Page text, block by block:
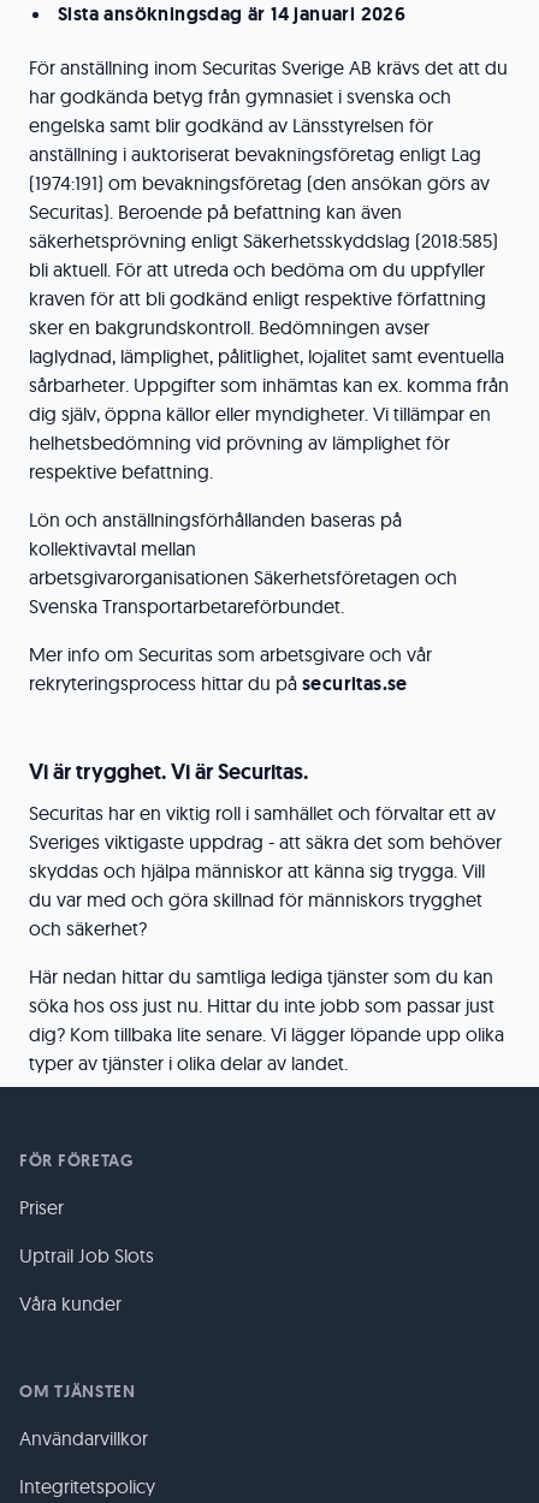
Sista ansökningsdag är 14 januari 2026
För anställning inom Securitas Sverige AB krävs det att du
har godkända betyg från gymnasiet i svenska och
engelska samt blir godkänd av Länsstyrelsen för
anställning i auktoriserat bevakningsföretag enligt Lag
(1974:191) om bevakningsföretag (den ansökan görs av
Securitas). Beroende på befattning kan även
säkerhetsprövning enligt Säkerhetsskyddslag (2018:585)
bli aktuell. För att utreda och bedöma om du uppfyller
kraven för att bli godkänd enligt respektive författning
sker en bakgrundskontroll. Bedömningen avser
laglydnad, lämplighet, pålitlighet, lojalitet samt eventuella
sårbarheter. Uppgifter som inhämtas kan ex. komma från
dig själv, öppna källor eller myndigheter. Vi tillämpar en
helhetsbedömning vid prövning av lämplighet för
respektive befattning.
Lön och anställningsförhållanden baseras på
kollektivavtal mellan
arbetsgivarorganisationen Säkerhetsföretagen och
Svenska Transportarbetareförbundet.
Mer info om Securitas som arbetsgivare och vår
rekryteringsprocess hittar du på securitas.se
Vi är trygghet. Vi är Securitas.
Securitas har en viktig roll i samhället och förvaltar ett av
Sveriges viktigaste uppdrag - att säkra det som behöver
skyddas och hjälpa människor att känna sig trygga. Vill
du var med och göra skillnad för människors trygghet
och säkerhet?
Här nedan hittar du samtliga lediga tjänster som du kan
söka hos oss just nu. Hittar du inte jobb som passar just
dig? Kom tillbaka lite senare. Vi lägger löpande upp olika
typer av tjänster i olika delar av landet.
FÖR FÖRETAG
Priser
Uptrail Job Slots
Våra kunder
OM TJÄNSTEN
Användarvillkor
Integritetspolicy